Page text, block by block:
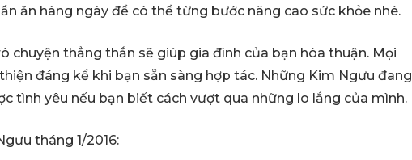
ăn hàng ngày để có thể từng bước nâng cao sức khỏe nhé.
chuyện thẳng thắn sẽ giúp gia đình của bạn hòa thuận. Mọi
đáng kể khi bạn sẵn sàng hợp tác. Những Kim Ngưu đang
tình yêu nếu bạn biết cách vượt qua những lo lắng của mình.
tháng 1/2016: